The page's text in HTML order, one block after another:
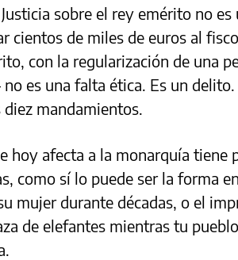
sobre el rey emérito no
cientos de miles de euros al
con la regularización de una
no es una falta ética. Es un
diez mandamientos.
hoy afecta a la monarquía tiene
como sí lo puede ser la forma
mujer durante décadas, o el
de elefantes mientras tu